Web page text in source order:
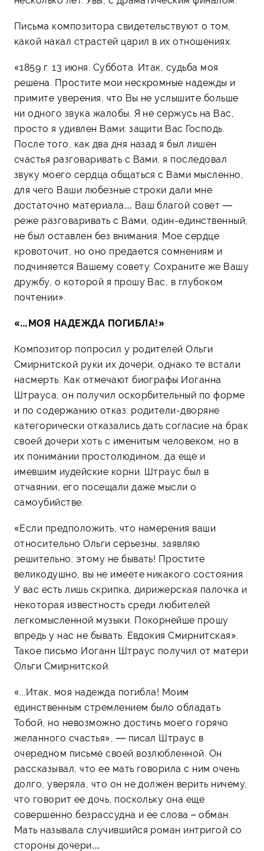
Письма композитора свидетельствуют о том,
какой накал страстей царил в их отношениях.
«1859 г. 13 июня. Суббота. Итак, судьба моя
решена. Простите мои нескромные надежды и
примите уверения, что Вы не услышите больше
ни одного звука жалобы. Я не сержусь на Вас,
просто я удивлен Вами: защити Вас Господь.
После того, как два дня назад я был лишен
счастья разговаривать с Вами, я последовал
звуку моего сердца общаться с Вами мысленно,
для чего Ваши любезные строки дали мне
достаточно материала… Ваш благой совет —
реже разговаривать с Вами, один-единственный,
не был оставлен без внимания. Мое сердце
кровоточит, но оно предается сомнениям и
подчиняется Вашему совету. Сохраните же Вашу
дружбу, о которой я прошу Вас, в глубоком
почтении».
«…МОЯ НАДЕЖДА ПОГИБЛА!»
Композитор попросил у родителей Ольги
Смирнитской руки их дочери, однако те встали
насмерть. Как отмечают биографы Иоганна
Штрауса, он получил оскорбительный по форме
и по содержанию отказ: родители-дворяне
категорически отказались дать согласие на брак
своей дочери хоть с именитым человеком, но в
их понимании простолюдином, да еще и
имевшим иудейские корни. Штраус был в
отчаянии, его посещали даже мысли о
самоубийстве.
«Если предположить, что намерения ваши
относительно Ольги серьезны, заявляю
решительно: этому не бывать! Простите
великодушно, вы не имеете никакого состояния.
У вас есть лишь скрипка, дирижерская палочка и
некоторая известность среди любителей
легкомысленной музыки. Покорнейше прошу
впредь у нас не бывать. Евдокия Смирнитская».
Такое письмо Иоганн Штраус получил от матери
Ольги Смирнитской.
«...Итак, моя надежда погибла! Моим
единственным стремлением было обладать
Тобой, но невозможно достичь моего горячо
желанного счастья», — писал Штраус в
очередном письме своей возлюбленной. Он
рассказывал, что ее мать говорила с ним очень
долго, уверяла, что он не должен верить ничему,
что говорит ее дочь, поскольку она еще
совершенно безрассудна и ее слова – обман.
Мать называла случившийся роман интригой со
стороны дочери…